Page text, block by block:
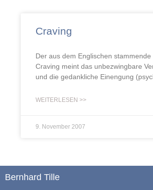
Craving
Der aus dem Englischen stammende
Craving meint das unbezwingbare
und die gedankliche Einengung
WEITERLESEN >>
9. November 2007
Bernhard Tille